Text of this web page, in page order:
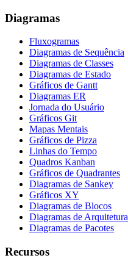
Diagramas
Fluxogramas
Diagramas de Sequência
Diagramas de Classes
Diagramas de Estado
Gráficos de Gantt
Diagramas ER
Jornada do Usuário
Gráficos Git
Mapas Mentais
Gráficos de Pizza
Linhas do Tempo
Quadros Kanban
Gráficos de Quadrantes
Diagramas de Sankey
Gráficos XY
Diagramas de Blocos
Diagramas de Arquitetura
Diagramas de Pacotes
Recursos